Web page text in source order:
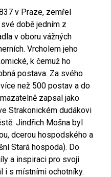
v Praze, zemřel
době jedním z
v oboru vážných
Vrcholem jeho
k čemuž ho
postava. Za svého
než 500 postav a do
zapsal jako
Strakonickém dudákovi
Jindřich Mošna byl
dcerou hospodského a
Stará hospoda). Do
a inspiraci pro svoji
i s místními ochotníky.